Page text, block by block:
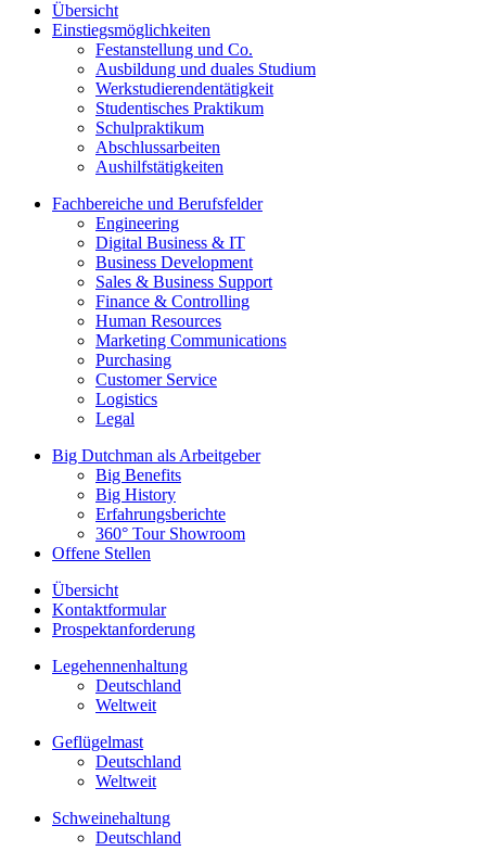
Übersicht
Einstiegsmöglichkeiten
Festanstellung und Co.
Ausbildung und duales Studium
Werkstudierendentätigkeit
Studentisches Praktikum
Schulpraktikum
Abschlussarbeiten
Aushilfstätigkeiten
Fachbereiche und Berufsfelder
Engineering
Digital Business & IT
Business Development
Sales & Business Support
Finance & Controlling
Human Resources
Marketing Communications
Purchasing
Customer Service
Logistics
Legal
Big Dutchman als Arbeitgeber
Big Benefits
Big History
Erfahrungsberichte
360° Tour Showroom
Offene Stellen
Übersicht
Kontaktformular
Prospektanforderung
Legehennenhaltung
Deutschland
Weltweit
Geflügelmast
Deutschland
Weltweit
Schweinehaltung
Deutschland